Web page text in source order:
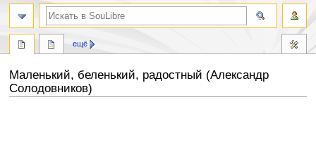
Маленький, беленький, радостный (Александр
Солодовников)
ещё